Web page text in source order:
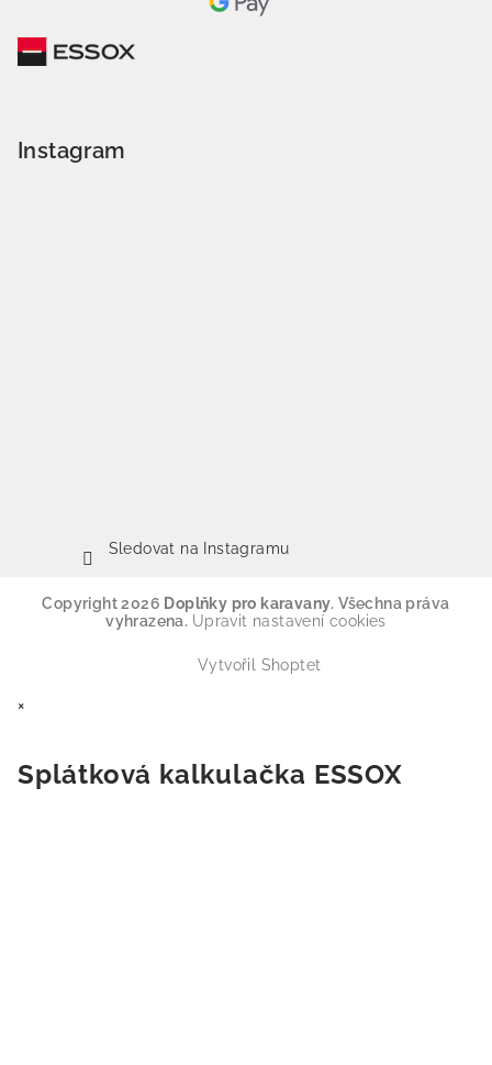
Instagram
Sledovat na Instagramu
Copyright 2026 Doplňky pro karavany. Všechna práva
vyhrazena. Upravit nastavení cookies
Vytvořil Shoptet
×
Splátková kalkulačka ESSOX